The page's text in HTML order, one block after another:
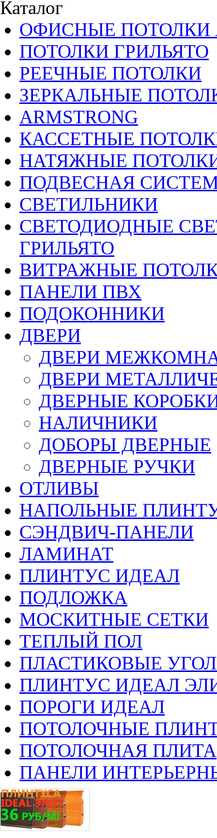
Каталог
ОФИСНЫЕ ПОТОЛКИ
ПОТОЛКИ ГРИЛЬЯТО
РЕЕЧНЫЕ ПОТОЛКИ
ЗЕРКАЛЬНЫЕ
ARMSTRONG
КАССЕТНЫЕ
НАТЯЖНЫЕ
ПОДВЕСНАЯ
СВЕТИЛЬНИКИ
CВЕТОДИОДНЫЕ
ГРИЛЬЯТО
ВИТРАЖНЫЕ
ПАНЕЛИ ПВХ
ПОДОКОННИКИ
ДВЕРИ
ДВЕРИ
ДВЕРИ
ДВЕРНЫЕ
НАЛИЧНИКИ
ДОБОРЫ ДВЕРНЫЕ
ДВЕРНЫЕ РУЧКИ
ОТЛИВЫ
НАПОЛЬНЫЕ
СЭНДВИЧ-ПАНЕЛИ
ЛАМИНАТ
ПЛИНТУС ИДЕАЛ
ПОДЛОЖКА
МОСКИТНЫЕ СЕТКИ
ТЕПЛЫЙ ПОЛ
ПЛАСТИКОВЫЕ
ПЛИНТУС ИДЕАЛ
ПОРОГИ ИДЕАЛ
ПОТОЛОЧНЫЕ
ПОТОЛОЧНАЯ ПЛИТА
ПАНЕЛИ